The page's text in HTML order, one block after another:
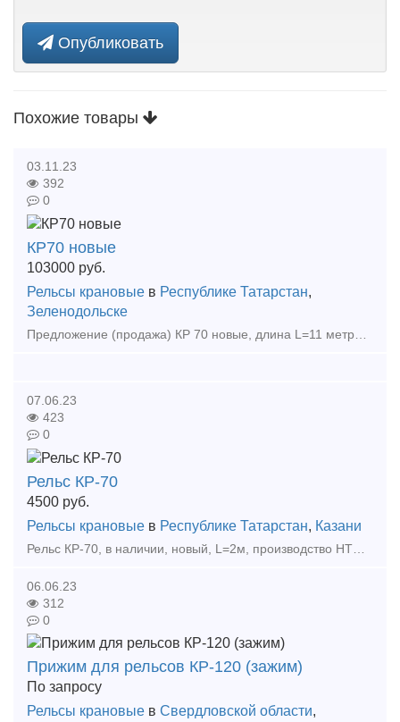
Опубликовать
Похожие товары
03.11.23
392
0
КР70 новые
103000 руб.
Рельсы крановые в Республике Татарстан,
Зеленодольске
07.06.23
423
0
Рельс КР-70
4500 руб.
Рельсы крановые в Республике Татарстан, Казани
06.06.23
312
0
Прижим для рельсов КР-120 (зажим)
По запросу
Рельсы крановые в Свердловской области,